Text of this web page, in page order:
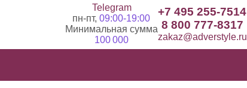
Telegram
пн-пт, 09:00-19:00
Минимальная сумма
100 000
+7 495 255-7514
8 800 777-8317
zakaz@adverstyle.ru